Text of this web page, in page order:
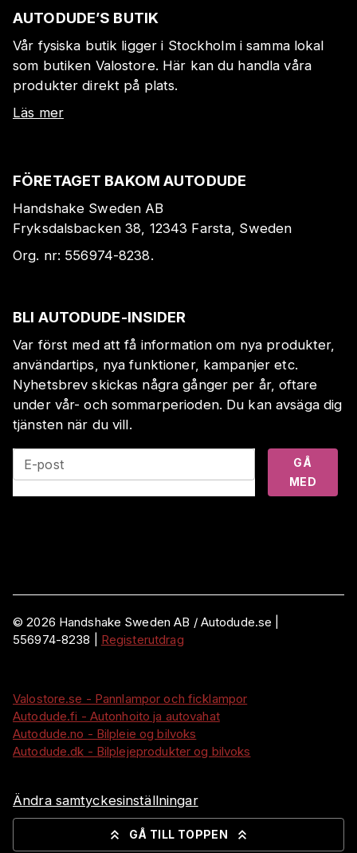
AUTODUDE’S BUTIK
Vår fysiska butik ligger i Stockholm i samma lokal
som butiken Valostore. Här kan du handla våra
produkter direkt på plats.
Läs mer
FÖRETAGET BAKOM AUTODUDE
Handshake Sweden AB
Fryksdalsbacken 38, 12343 Farsta, Sweden
Org. nr: 556974-8238.
BLI AUTODUDE-INSIDER
Var först med att få information om nya produkter,
användartips, nya funktioner, kampanjer etc.
Nyhetsbrev skickas några gånger per år, oftare
under vår- och sommarperioden. Du kan avsäga dig
tjänsten när du vill.
E-post
GÅ
MED
©2026 Handshake Sweden AB / Autodude.se |
556974-8238
Registerutdrag
Valostore.se - Pannlampor och ficklampor
Autodude.fi - Autonhoito ja autovahat
Autodude.no - Bilpleie og bilvoks
Autodude.dk - Bilplejeprodukter og bilvoks
Ändra samtyckesinställningar
GÅ TILL TOPPEN